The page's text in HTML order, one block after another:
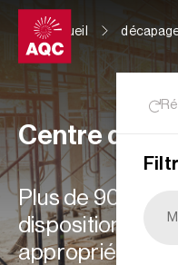
Panneau de gestion des
Accueil
Centre de
Plus de 900
disposition :
appropriées à